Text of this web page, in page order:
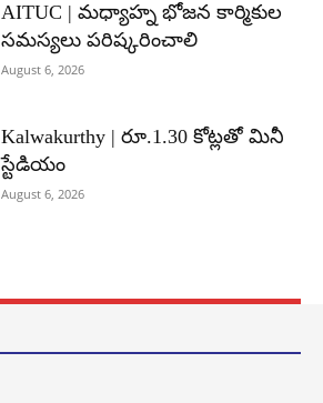
AITUC | మధ్యాహ్న భోజన కార్మికుల
సమస్యలు పరిష్కరించాలి
August 6, 2026
Kalwakurthy | రూ.1.30 కోట్లతో మినీ
స్టేడియం
August 6, 2026